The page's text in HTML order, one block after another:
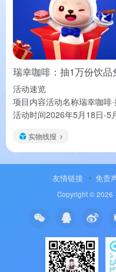
瑞幸咖啡：抽1万份饮品
活动速览
项目内容活动名称瑞幸咖啡
活动时间2026年5月18日-5
实物线报
友情链接 免责
Copyright © 2026 ·